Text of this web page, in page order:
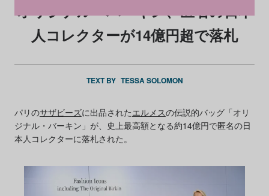
オリジナル・バーキン、匿名の日本
人コレクターが14億円超で落札
TEXT BY TESSA SOLOMON
パリのサザビーズに出品されたエルメスの伝説的バッグ「オリ
ジナル・バーキン」が、史上最高額となる約14億円で匿名の日
本人コレクターに落札された。